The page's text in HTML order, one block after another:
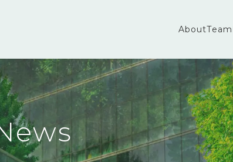
AboutTeam